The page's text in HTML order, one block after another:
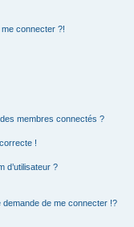
connecter ?!
membres connectés ?
!
d’utilisateur ?
demande de me connecter !?